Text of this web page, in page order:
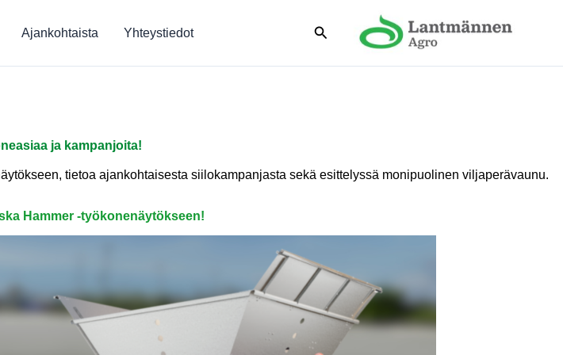
Ajankohtaista Yhteystiedot Hae
ja kampanjoita!
tietoa ajankohtaisesta siilokampanjasta sekä esittelyssä monipuolinen viljaperävaunu.
Hammer -työkonenäytökseen!